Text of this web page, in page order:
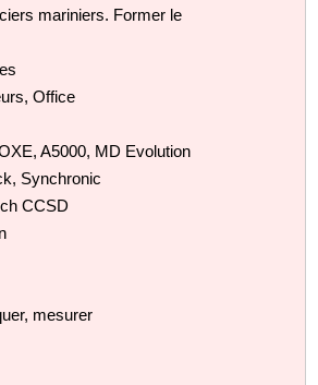
mariniers. Former le
Office
A5000, MD Evolution
Synchronic
CCSD
mesurer